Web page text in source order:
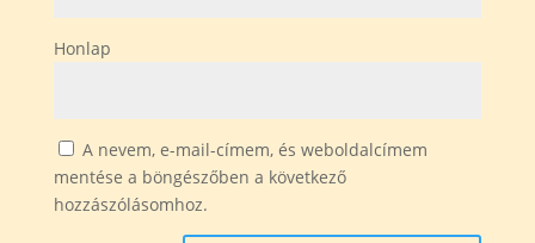
Honlap
A nevem, e-mail-címem, és weboldalcímem
mentése a böngészőben a következő
hozzászólásomhoz.